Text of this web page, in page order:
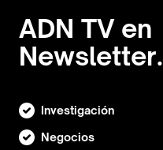
ADN TV en
Newsletter.
Investigación
Negocios